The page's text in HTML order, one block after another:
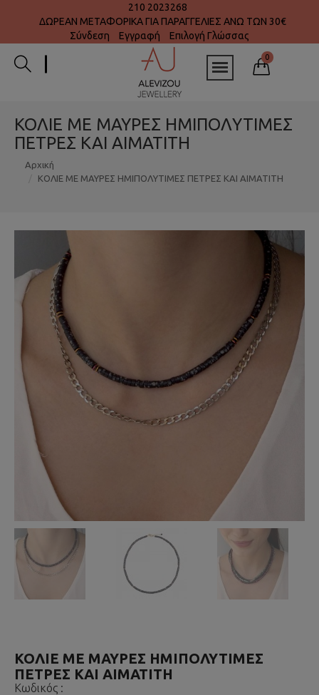
210 2023268
ΔΩΡΕΑΝ ΜΕΤΑΦΟΡΙΚΑ ΓΙΑ ΠΑΡΑΓΓΕΛΙΕΣ ΑΝΩ ΤΩΝ 30€
Σύνδεση
Εγγραφή Επιλογή Γλώσσας
0
ΚΟΛΙΕ ΜΕ ΜΑΥΡΕΣ ΗΜΙΠΟΛΥΤΙΜΕΣ
ΠΕΤΡΕΣ ΚΑΙ ΑΙΜΑΤΙΤΗ
Αρχική
ΚΟΛΙΕ ΜΕ ΜΑΥΡΕΣ ΗΜΙΠΟΛΥΤΙΜΕΣ ΠΕΤΡΕΣ ΚΑΙ ΑΙΜΑΤΙΤΗ
ΚΟΛΙΕ ΜΕ ΜΑΥΡΕΣ ΗΜΙΠΟΛΥΤΙΜΕΣ
ΠΕΤΡΕΣ ΚΑΙ ΑΙΜΑΤΙΤΗ
Κωδικός :